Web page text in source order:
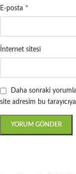
E-posta *
İnternet sitesi
Daha sonraki
site adresim bu